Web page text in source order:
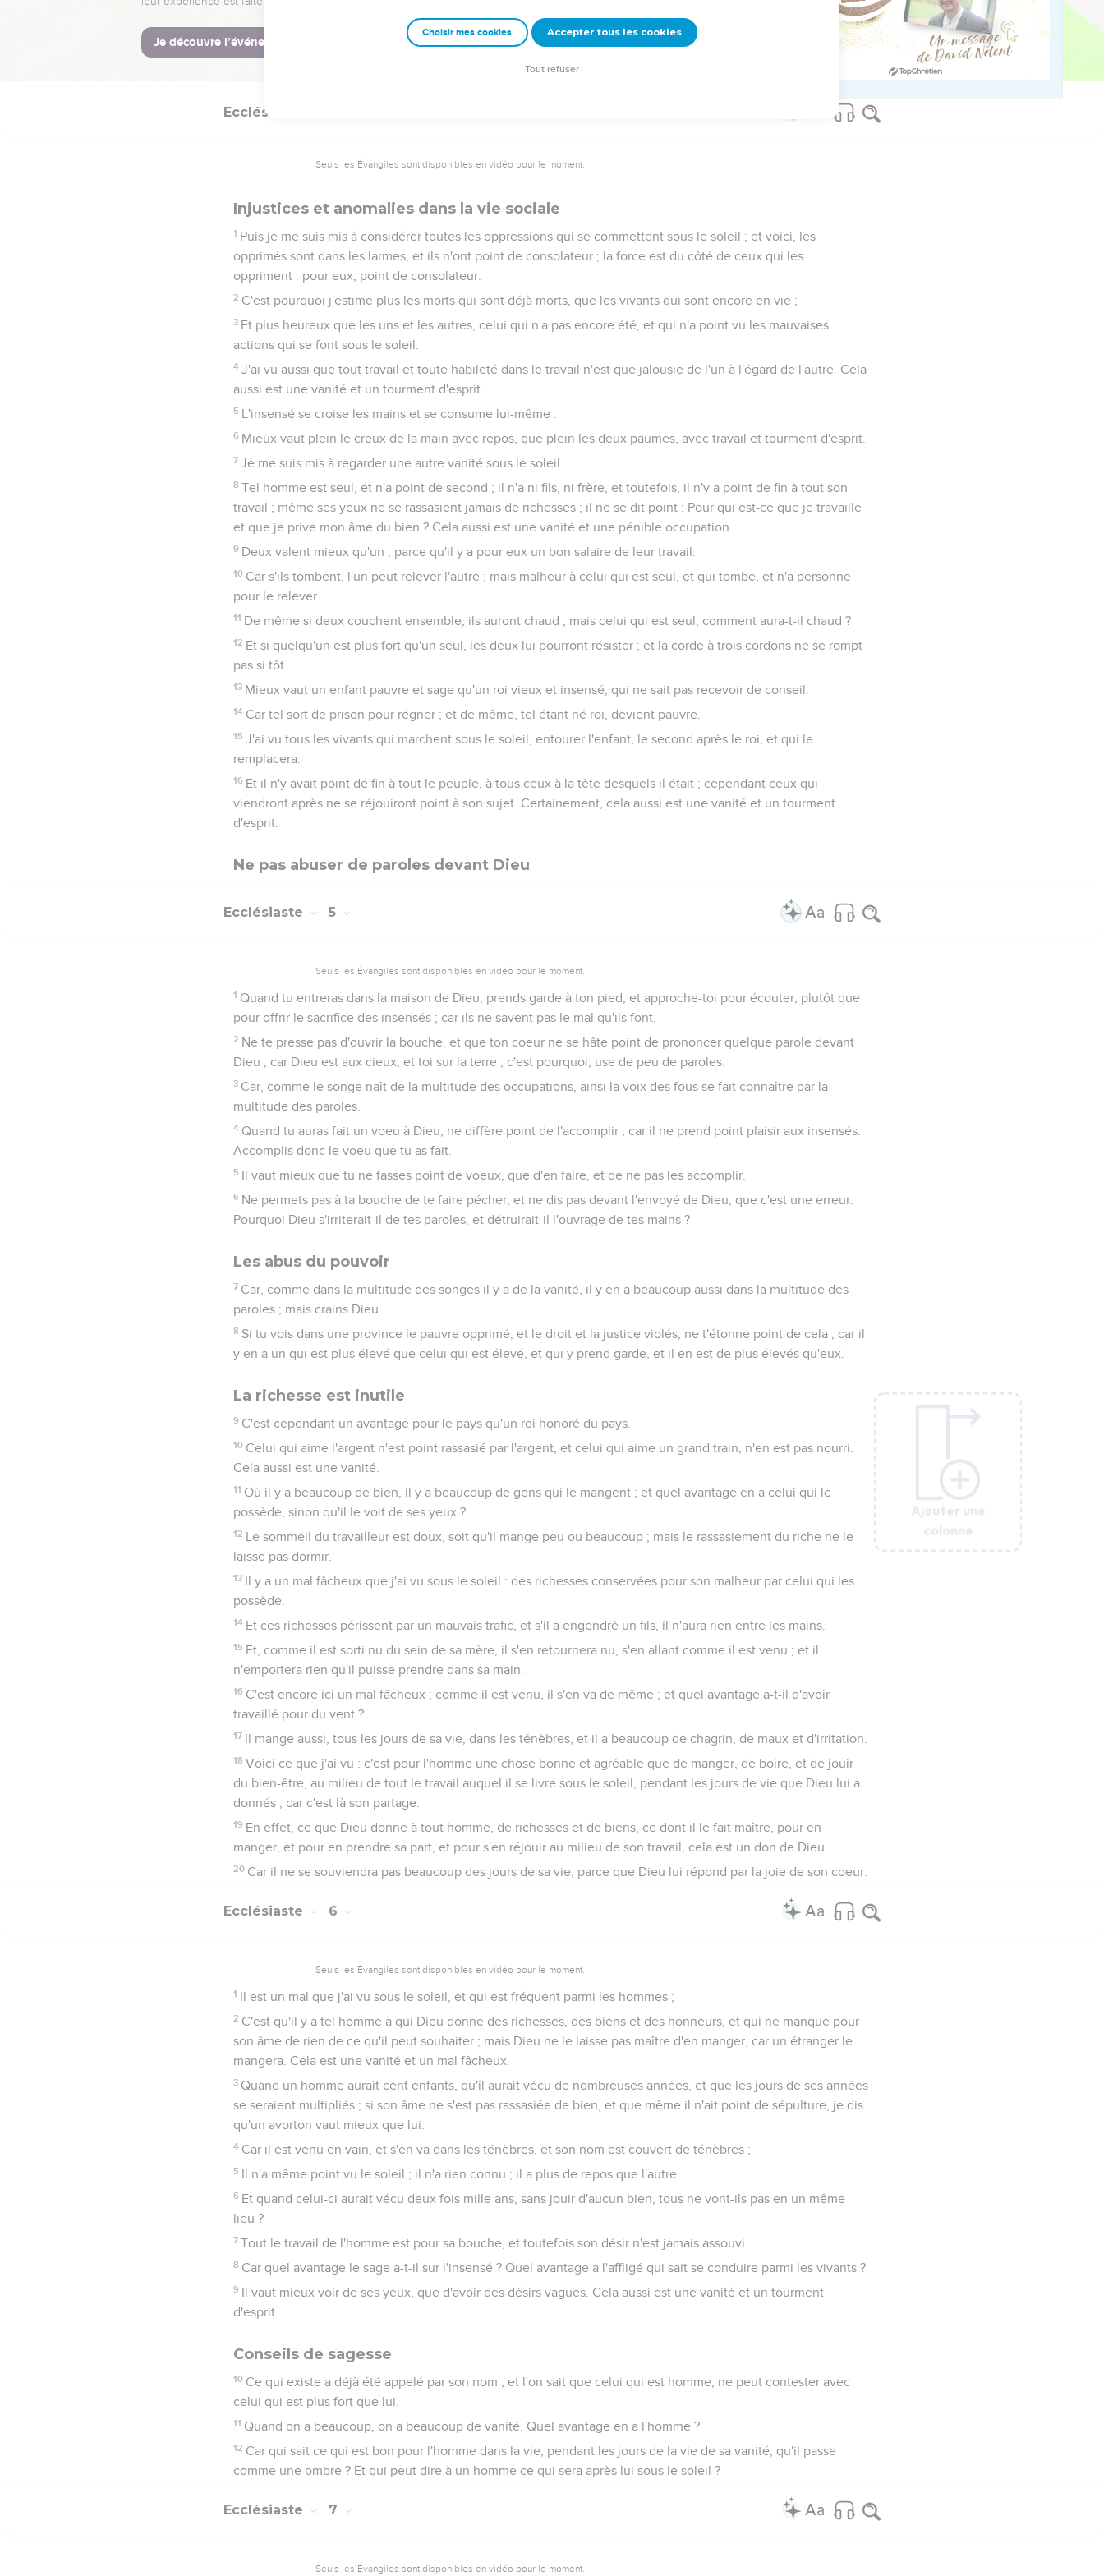
Qui sait si l'esprit des hommes monte en haut, et si l'esprit de la bête descend en bas dans la terre ?
22 Et j'ai vu qu'il n'y a rien de mieux pour l'homme que de se réjouir de ses oeuvres ; puisque c'est là sa part.
Car qui le ramènera pour voir ce qui sera après lui ?
Ajouter une
colonne
Ecclésiaste
Seuls les Évangiles sont disponibles en vidéo pour le moment.
Injustices et anomalies dans la vie sociale
1 Puis je me suis mis à considérer toutes les oppressions qui se commettent sous le soleil ; et voici, les
opprimés sont dans les larmes, et ils n'ont point de consolateur ; la force est du côté de ceux qui les
oppriment : pour eux, point de consolateur.
2 C'est pourquoi j'estime plus les morts qui sont déjà morts, que les vivants qui sont encore en vie ;
3 Et plus heureux que les uns et les autres, celui qui n'a pas encore été, et qui n'a point vu les mauvaises
actions qui se font sous le soleil.
4 J'ai vu aussi que tout travail et toute habileté dans le travail n'est que jalousie de l'un à l'égard de l'autre. Cela
aussi est une vanité et un tourment d'esprit.
5 L'insensé se croise les mains et se consume lui-même :
6 Mieux vaut plein le creux de la main avec repos, que plein les deux paumes, avec travail et tourment d'esprit.
7 Je me suis mis à regarder une autre vanité sous le soleil.
8 Tel homme est seul, et n'a point de second ; il n'a ni fils, ni frère, et toutefois, il n'y a point de fin à tout son
travail ; même ses yeux ne se rassasient jamais de richesses ; il ne se dit point : Pour qui est-ce que je travaille
et que je prive mon âme du bien ? Cela aussi est une vanité et une pénible occupation.
9 Deux valent mieux qu'un ; parce qu'il y a pour eux un bon salaire de leur travail.
10 Car s'ils tombent, l'un peut relever l'autre ; mais malheur à celui qui est seul, et qui tombe, et n'a personne
pour le relever.
11 De même si deux couchent ensemble, ils auront chaud ; mais celui qui est seul, comment aura-t-il chaud ?
12 Et si quelqu'un est plus fort qu'un seul, les deux lui pourront résister ; et la corde à trois cordons ne se rompt
pas si tôt.
13 Mieux vaut un enfant pauvre et sage qu'un roi vieux et insensé, qui ne sait pas recevoir de conseil.
14 Car tel sort de prison pour régner ; et de même, tel étant né roi, devient pauvre.
15 J'ai vu tous les vivants qui marchent sous le soleil, entourer l'enfant, le second après le roi, et qui le
remplacera.
16 Et il n'y avait point de fin à tout le peuple, à tous ceux à la tête desquels il était ; cependant ceux qui
viendront après ne se réjouiront point à son sujet. Certainement, cela aussi est une vanité et un tourment
d'esprit.
Ne pas abuser de paroles devant Dieu
Ajouter une
colonne
Ecclésiaste 5
Seuls les Évangiles sont disponibles en vidéo pour le moment.
1 Quand tu entreras dans la maison de Dieu, prends garde à ton pied, et approche-toi pour écouter, plutôt que
pour offrir le sacrifice des insensés ; car ils ne savent pas le mal qu'ils font.
2 Ne te presse pas d'ouvrir la bouche, et que ton coeur ne se hâte point de prononcer quelque parole devant
Dieu ; car Dieu est aux cieux, et toi sur la terre ; c'est pourquoi, use de peu de paroles.
3 Car, comme le songe naît de la multitude des occupations, ainsi la voix des fous se fait connaître par la
multitude des paroles.
4 Quand tu auras fait un voeu à Dieu, ne diffère point de l'accomplir ; car il ne prend point plaisir aux insensés.
Accomplis donc le voeu que tu as fait.
5 Il vaut mieux que tu ne fasses point de voeux, que d'en faire, et de ne pas les accomplir.
6 Ne permets pas à ta bouche de te faire pécher, et ne dis pas devant l'envoyé de Dieu, que c'est une erreur.
Pourquoi Dieu s'irriterait-il de tes paroles, et détruirait-il l'ouvrage de tes mains ?
Les abus du pouvoir
7 Car, comme dans la multitude des songes il y a de la vanité, il y en a beaucoup aussi dans la multitude des
paroles ; mais crains Dieu.
8 Si tu vois dans une province le pauvre opprimé, et le droit et la justice violés, ne t'étonne point de cela ; car il
y en a un qui est plus élevé que celui qui est élevé, et qui y prend garde, et il en est de plus élevés qu'eux.
La richesse est inutile
9 C'est cependant un avantage pour le pays qu'un roi honoré du pays.
10 Celui qui aime l'argent n'est point rassasié par l'argent, et celui qui aime un grand train, n'en est pas nourri.
Cela aussi est une vanité.
11 Où il y a beaucoup de bien, il y a beaucoup de gens qui le mangent ; et quel avantage en a celui qui le
possède, sinon qu'il le voit de ses yeux ?
12 Le sommeil du travailleur est doux, soit qu'il mange peu ou beaucoup ; mais le rassasiement du riche ne le
laisse pas dormir.
13 Il y a un mal fâcheux que j'ai vu sous le soleil : des richesses conservées pour son malheur par celui qui les
possède.
14 Et ces richesses périssent par un mauvais trafic, et s'il a engendré un fils, il n'aura rien entre les mains.
15 Et, comme il est sorti nu du sein de sa mère, il s'en retournera nu, s'en allant comme il est venu ; et il
n'emportera rien qu'il puisse prendre dans sa main.
16 C'est encore ici un mal fâcheux ; comme il est venu, il s'en va de même ; et quel avantage a-t-il d'avoir
travaillé pour du vent ?
17 Il mange aussi, tous les jours de sa vie, dans les ténèbres, et il a beaucoup de chagrin, de maux et d'irritation.
18 Voici ce que j'ai vu : c'est pour l'homme une chose bonne et agréable que de manger, de boire, et de jouir
du bien-être, au milieu de tout le travail auquel il se livre sous le soleil, pendant les jours de vie que Dieu lui a
donnés ; car c'est là son partage.
19 En effet, ce que Dieu donne à tout homme, de richesses et de biens, ce dont il le fait maître, pour en
manger, et pour en prendre sa part, et pour s'en réjouir au milieu de son travail, cela est un don de Dieu.
20 Car il ne se souviendra pas beaucoup des jours de sa vie, parce que Dieu lui répond par la joie de son coeur.
Ajouter une
colonne
Ecclésiaste 6
Seuls les Évangiles sont disponibles en vidéo pour le moment.
1 Il est un mal que j'ai vu sous le soleil, et qui est fréquent parmi les hommes ;
2 C'est qu'il y a tel homme à qui Dieu donne des richesses, des biens et des honneurs, et qui ne manque pour
son âme de rien de ce qu'il peut souhaiter ; mais Dieu ne le laisse pas maître d'en manger, car un étranger le
mangera. Cela est une vanité et un mal fâcheux.
3 Quand un homme aurait cent enfants, qu'il aurait vécu de nombreuses années, et que les jours de ses années
se seraient multipliés ; si son âme ne s'est pas rassasiée de bien, et que même il n'ait point de sépulture, je dis
qu'un avorton vaut mieux que lui.
4 Car il est venu en vain, et s'en va dans les ténèbres, et son nom est couvert de ténèbres ;
5 Il n'a même point vu le soleil ; il n'a rien connu ; il a plus de repos que l'autre.
6 Et quand celui-ci aurait vécu deux fois mille ans, sans jouir d'aucun bien, tous ne vont-ils pas en un même
lieu ?
7 Tout le travail de l'homme est pour sa bouche, et toutefois son désir n'est jamais assouvi.
8 Car quel avantage le sage a-t-il sur l'insensé ? Quel avantage a l'affligé qui sait se conduire parmi les vivants ?
9 Il vaut mieux voir de ses yeux, que d'avoir des désirs vagues. Cela aussi est une vanité et un tourment
d'esprit.
Conseils de sagesse
10 Ce qui existe a déjà été appelé par son nom ; et l'on sait que celui qui est homme, ne peut contester avec
celui qui est plus fort que lui.
11 Quand on a beaucoup, on a beaucoup de vanité. Quel avantage en a l'homme ?
12 Car qui sait ce qui est bon pour l'homme dans la vie, pendant les jours de la vie de sa vanité, qu'il passe
comme une ombre ? Et qui peut dire à un homme ce qui sera après lui sous le soleil ?
Ajouter une
colonne
Ecclésiaste 7
Seuls les Évangiles sont disponibles en vidéo pour le moment.
Ajouter une
colonne
Ajouter une
colonne
Ajouter une
colonne
Choisir mes cookies Accepter tous les cookies
Tout refuser